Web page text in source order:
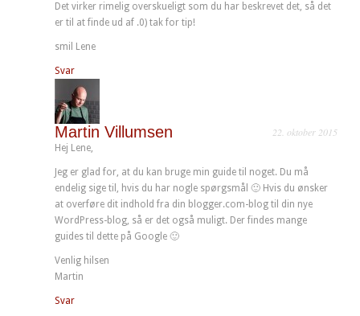
Det virker rimelig overskueligt som du har beskrevet det, så det
er til at finde ud af .0) tak for tip!
smil Lene
Svar
Martin Villumsen 22. oktober 2015
Hej Lene,
Jeg er glad for, at du kan bruge min guide til noget. Du må
endelig sige til, hvis du har nogle spørgsmål 🙂 Hvis du ønsker
at overføre dit indhold fra din blogger.com-blog til din nye
WordPress-blog, så er det også muligt. Der findes mange
guides til dette på Google 🙂
Venlig hilsen
Martin
Svar